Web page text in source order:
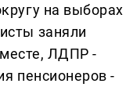
на выборах
заняли
ЛДПР -
пенсионеров -